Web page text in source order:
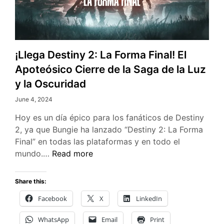
¡Llega Destiny 2: La Forma Final! El
Apoteósico Cierre de la Saga de la Luz
y la Oscuridad
June 4, 2024
Hoy es un día épico para los fanáticos de Destiny
2, ya que Bungie ha lanzado “Destiny 2: La Forma
Final” en todas las plataformas y en todo el
mundo.… ¡Llega
La
Forma
Final!
Read more
Share this:
Facebook X LinkedIn
WhatsApp Email Print